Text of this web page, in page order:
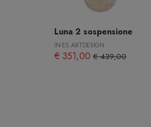
Luna 2 sospensione
IN-ES.ARTDESIGN
€ 351,00€ 439,00